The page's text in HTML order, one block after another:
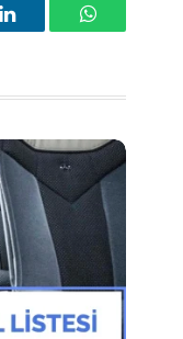
LinkedIn WhatsApp